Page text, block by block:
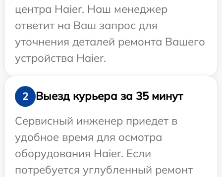
центра Haier. Наш менеджер
ответит на Ваш запрос для
уточнения деталей ремонта Вашего
устройства Haier.
2
Выезд курьера за 35 минут
Сервисный инженер приедет в
удобное время для осмотра
оборудования Haier. Если
потребуется углубленный ремонт